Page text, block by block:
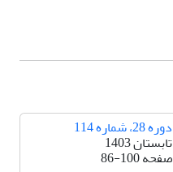
دوره 28، شماره 114
تابستان 1403
صفحه86-100